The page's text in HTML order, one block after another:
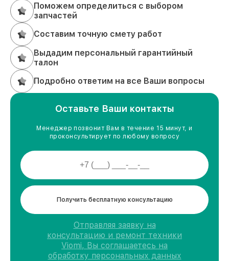
Поможем определиться с выбором
запчастей
Составим точную смету работ
Выдадим персональный гарантийный
талон
Подробно ответим на все Ваши вопросы
Оставьте Ваши контакты
Менеджер позвонит Вам в течение 15 минут, и
проконсультирует по любому вопросу
Получить бесплатную консультацию
Отправляя заявку на
консультацию и ремонт техники
Viomi, Вы соглашаетесь на
обработку персональных данных